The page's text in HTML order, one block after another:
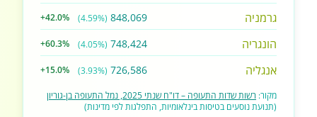
גרמניה 848,069
(4.59%)
+42.0%
הונגריה 748,424
(4.05%)
+60.3%
אנגליה 726,586
(3.93%)
+15.0%
מקור: רשות שדות התעופה – דו"ח שנתי 2025, נמל התעופה בן-גוריון
(תנועת נוסעים בטיסות בינלאומיות, התפלגות לפי מדינות)